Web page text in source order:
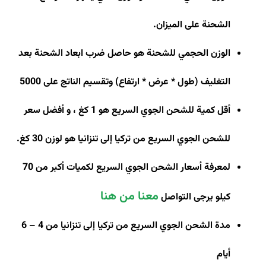
الشحنة على الميزان.
الوزن الحجمي للشحنة هو حاصل ضرب ابعاد الشحنة بعد
التغليف (طول * عرض * ارتفاع) وتقسيم الناتج على 5000
أقل كمية للشحن الجوي السريع هو 1 كغ ، و أفضل سعر
للشحن الجوي السريع من تركيا إلى تنزانيا هو لوزن 30 كغ
.
لمعرفة أسعار الشحن الجوي السريع لكميات أكبر من 70
كيلو يرجى التواصل معنا من هنا
مدة الشحن الجوي السريع من تركيا إلى تنزانيا من 4 – 6
أيام